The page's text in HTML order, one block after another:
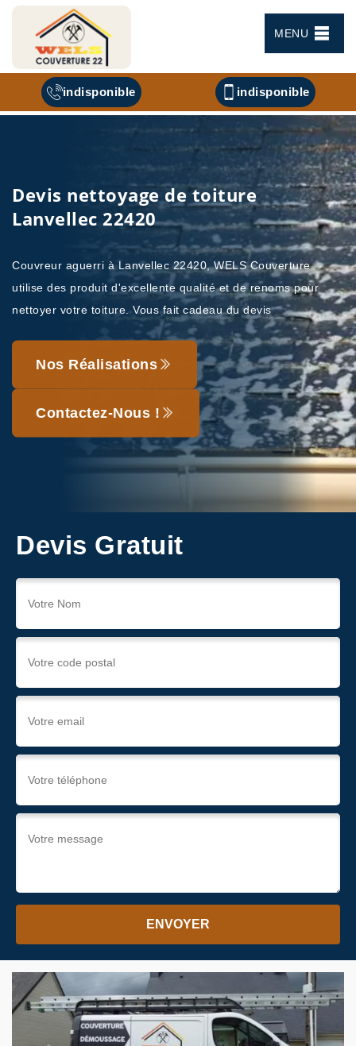
MENU
indisponible indisponible
Devis nettoyage de toiture
Lanvellec 22420
Couvreur aguerri à Lanvellec 22420, WELS Couverture
utilise des produit d'excellente qualité et de renoms pour
nettoyer votre toiture. Vous fait cadeau du devis
Nos Réalisations
Contactez-Nous !
Devis Gratuit